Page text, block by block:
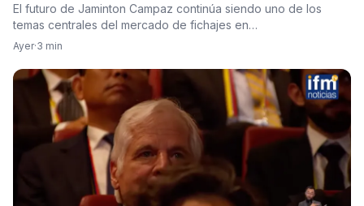
El futuro de Jaminton Campaz continúa siendo uno de los
temas centrales del mercado de fichajes en…
Ayer·3 min